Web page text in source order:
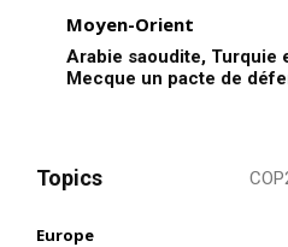
Moyen-Orient
Arabie saoudite, Turquie
Mecque un pacte de
Topics
Europe